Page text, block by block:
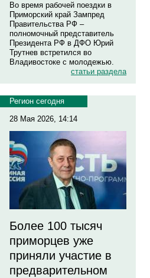
Во время рабочей поездки в
Приморский край Зампред
Правительства РФ –
полномочный представитель
Президента РФ в ДФО Юрий
Трутнев встретился во
Владивостоке с молодежью.
статьи раздела
Регион сегодня
28 Мая 2026, 14:14
Более 100 тысяч
приморцев уже
приняли участие в
предварительном